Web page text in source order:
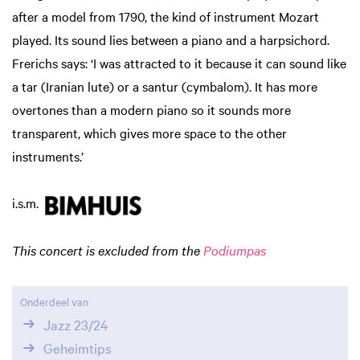
after a model from 1790, the kind of instrument Mozart
played. Its sound lies between a piano and a harpsichord.
Frerichs says: ‘I was attracted to it because it can sound like
a tar (Iranian lute) or a santur (cymbalom). It has more
overtones than a modern piano so it sounds more
transparent, which gives more space to the other
instruments.’
i.s.m.
This concert is excluded from the Podiumpas
Onderdeel van
Jazz 23/24
Geheimtips